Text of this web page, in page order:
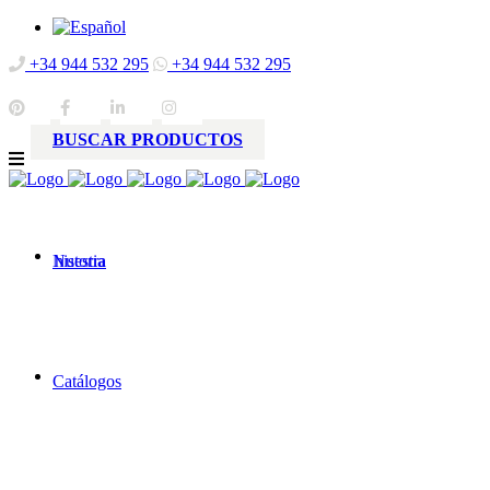
+34 944 532 295 +34 944 532 295
BUSCAR PRODUCTOS
Nuestra
historia
Catálogos